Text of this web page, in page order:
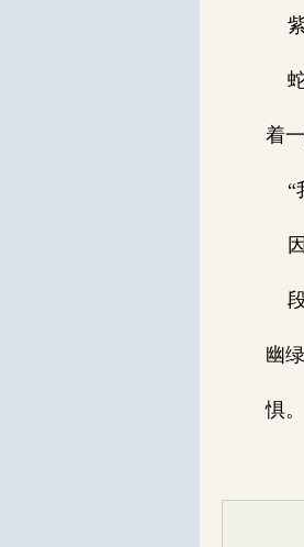
紫
蛇
着
“
因
段
幽
惧。